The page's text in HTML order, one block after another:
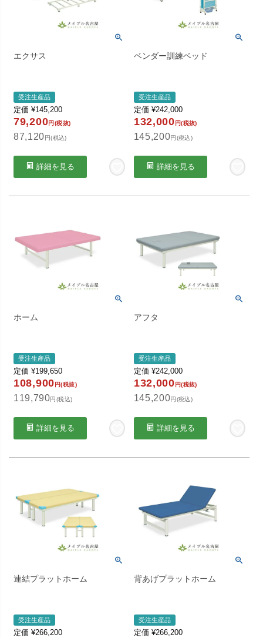
エクサス
受注生産品
定価 ¥145,200
79,200円(税抜)
87,120 円(税込)
詳細を見る
ベンダー訓練ベッド
受注生産品
定価 ¥242,000
132,000 円(税抜)
145,200円(税込)
詳細を見る
ホーム
受注生産品
定価 ¥199,650
108,900 円(税抜)
119,790円(税込)
詳細を見る
アフタ
受注生産品
定価 ¥242,000
132,000 円(税抜)
145,200円(税込)
詳細を見る
連結プラットホーム
受注生産品
定価 ¥266,200
背あげプラットホーム
受注生産品
定価 ¥266,200